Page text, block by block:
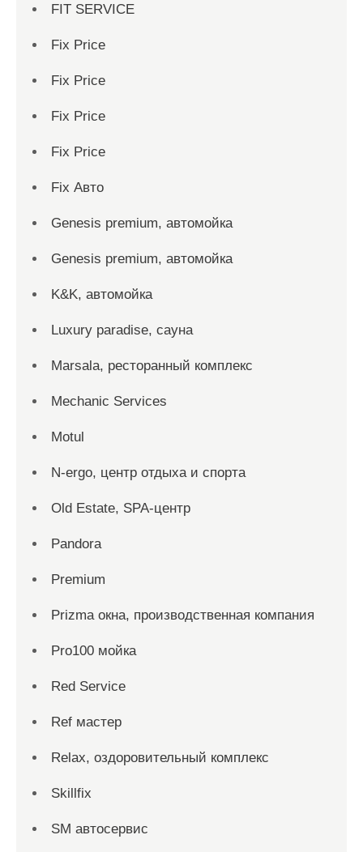
FIT SERVICE
Fix Price
Fix Price
Fix Price
Fix Price
Fix Авто
Genesis premium, автомойка
Genesis premium, автомойка
K&K, автомойка
Luxury paradise, сауна
Marsala, ресторанный комплекс
Mechanic Services
Motul
N-ergo, центр отдыха и спорта
Old Estate, SPA-центр
Pandora
Premium
Prizma окна, производственная компания
Pro100 мойка
Red Service
Ref мастер
Relax, оздоровительный комплекс
Skillfix
SM автосервис